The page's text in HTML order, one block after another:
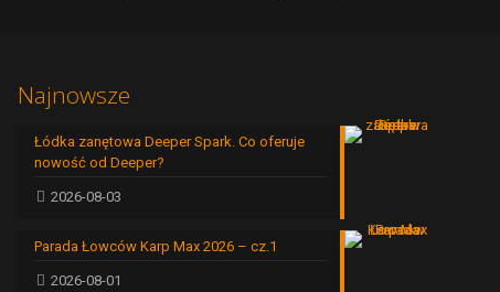
Najnowsze
Łódka zanętowa Deeper Spark. Co oferuje
nowość od Deeper?
2026-08-03
Parada Łowców Karp Max 2026 – cz.1
2026-08-01